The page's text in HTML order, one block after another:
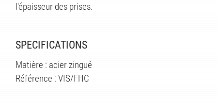
l'épaisseur des prises.
SPECIFICATIONS
Matière : acier zingué
Référence : VIS/FHC